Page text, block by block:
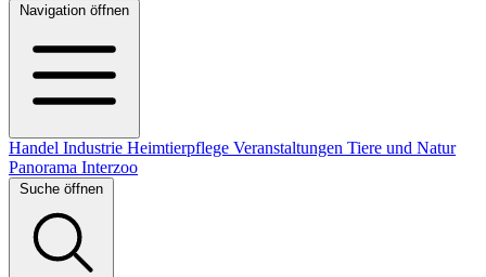
Navigation öffnen
Handel Industrie Heimtierpflege Veranstaltungen Tiere und Natur
Panorama Interzoo
Suche öffnen